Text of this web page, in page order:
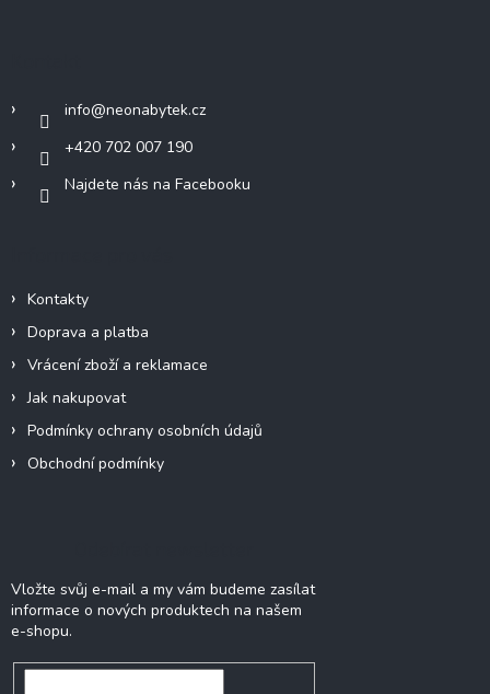
info@neonabytek.cz
+420 702 007 190
Najdete nás na Facebooku
Kontakty
Doprava a platba
Vrácení zboží a reklamace
Jak nakupovat
Podmínky ochrany osobních údajů
Obchodní podmínky
Vložte svůj e-mail a my vám budeme zasílat
informace o nových produktech na našem
e-shopu.